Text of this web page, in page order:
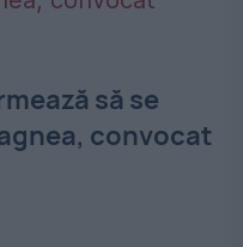
să se
convocat